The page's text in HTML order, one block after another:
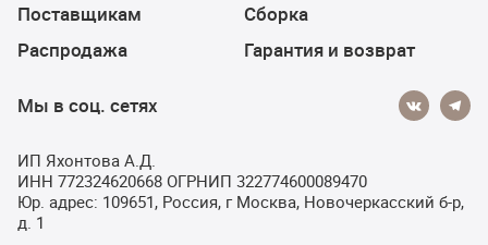
Поставщикам
Распродажа
Сборка
Гарантия и возврат
Мы в соц. сетях
ИП Яхонтова А.Д.
ИНН 772324620668 ОГРНИП 322774600089470
Юр. адрес: 109651, Россия, г Москва, Новочеркасский б-р,
д. 1